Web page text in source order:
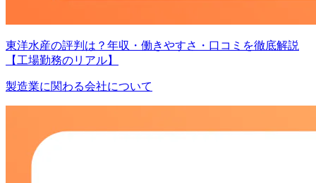
東洋水産の評判は？年収・働きやすさ・口コミを徹底解説
【工場勤務のリアル】
製造業に関わる会社について